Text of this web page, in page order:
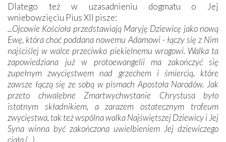
Dlatego też w uzasadnieniu dogmatu o Jej
wniebowzięciu Pius XII pisze:
...Ojcowie Kościoła przedstawiają Maryję Dziewicę jako nową
Ewę, która choć poddana nowemu Adamowi - łączy się z Nim
najściślej w walce przeciwko piekielnemu wrogowi. Walka ta
zapowiedziana już w protoewangelii ma zakończyć się
zupełnym zwycięstwem nad grzechem i śmiercią, które
zawsze łączą się ze sobą w pismach Apostoła Narodów. Jak
przeto chwalebne Zmartwychwstanie Chrystusa było
istotnym składnikiem, a zarazem ostatecznym trofeum
zwycięstwa, tak też wspólna walka Najświętszej Dziewicy i Jej
Syna winna być zakończona uwielbieniem Jej dziewiczego
ciała (...)